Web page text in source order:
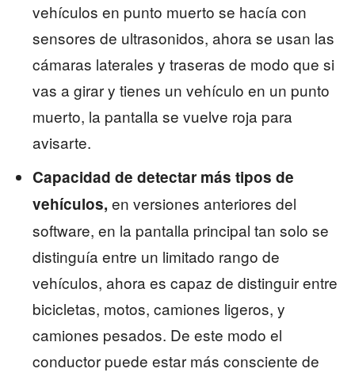
vehículos en punto muerto se hacía con
sensores de ultrasonidos, ahora se usan las
cámaras laterales y traseras de modo que si
vas a girar y tienes un vehículo en un punto
muerto, la pantalla se vuelve roja para
avisarte.
Capacidad de detectar más tipos de
vehículos, en versiones anteriores del
software, en la pantalla principal tan solo se
distinguía entre un limitado rango de
vehículos, ahora es capaz de distinguir entre
bicicletas, motos, camiones ligeros, y
camiones pesados. De este modo el
conductor puede estar más consciente de